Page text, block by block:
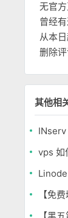
无官
曾经
从本
删除
其他相
vps 如
【免